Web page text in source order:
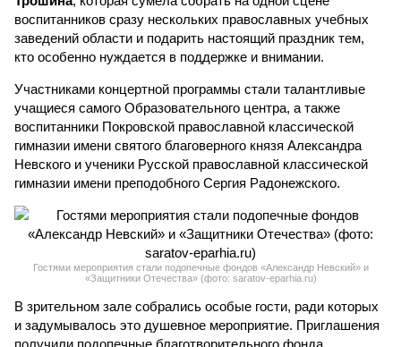
воспитанников сразу нескольких православных учебных
заведений области и подарить настоящий праздник тем,
кто особенно нуждается в поддержке и внимании.
Участниками концертной программы стали талантливые
учащиеся самого Образовательного центра, а также
воспитанники Покровской православной классической
гимназии имени святого благоверного князя Александра
Невского и ученики Русской православной классической
гимназии имени преподобного Сергия Радонежского.
Гостями мероприятия стали подопечные фондов «Александр Невский» и
«Защитники Отечества» (фото: saratov-eparhia.ru)
В зрительном зале собрались особые гости, ради которых
и задумывалось это душевное мероприятие. Приглашения
получили подопечные благотворительного фонда